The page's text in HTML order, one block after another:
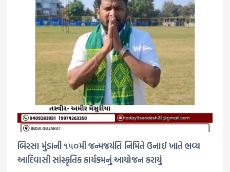
બિરસા મુંડાની ૧૫૦મી જન્મજયંતિ નિમિતે ઉનાઈ ખાતે ભવ્ય
આદિવાસી સાંસ્કૃતિક કાર્યક્રમનું આયોજન કરાયું